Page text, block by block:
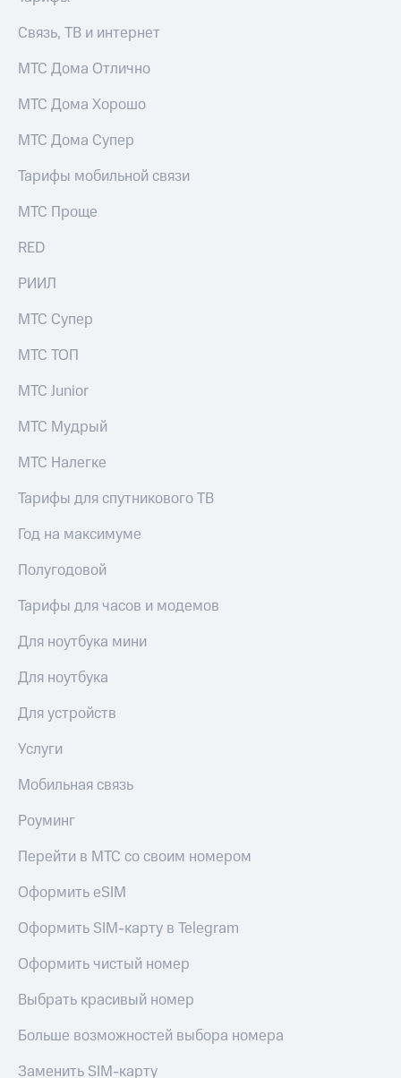
Связь, ТВ и интернет
МТС Дома Отлично
МТС Дома Хорошо
МТС Дома Супер
Тарифы мобильной связи
МТС Проще
RED
РИИЛ
МТС Супер
МТС ТОП
МТС Junior
МТС Мудрый
МТС Налегке
Тарифы для спутникового ТВ
Год на максимуме
Полугодовой
Тарифы для часов и модемов
Для ноутбука мини
Для ноутбука
Для устройств
Услуги
Мобильная связь
Роуминг
Перейти в МТС со своим номером
Оформить eSIM
Оформить SIM-карту в Telegram
Оформить чистый номер
Выбрать красивый номер
Больше возможностей выбора номера
Заменить SIM-карту